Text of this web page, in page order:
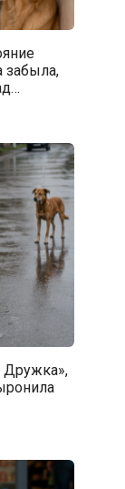
забыла,
Дружка»,